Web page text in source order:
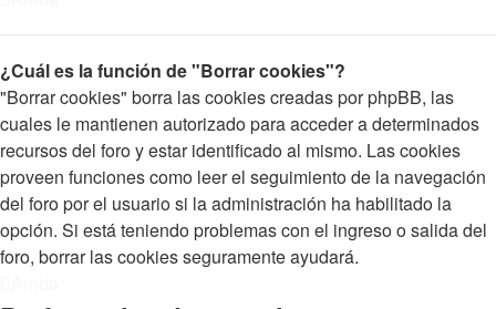
¿Cuál es la función de "Borrar cookies"?
"Borrar cookies" borra las cookies creadas por phpBB, las
cuales le mantienen autorizado para acceder a determinados
recursos del foro y estar identificado al mismo. Las cookies
proveen funciones como leer el seguimiento de la navegación
del foro por el usuario si la administración ha habilitado la
opción. Si está teniendo problemas con el ingreso o salida del
foro, borrar las cookies seguramente ayudará.